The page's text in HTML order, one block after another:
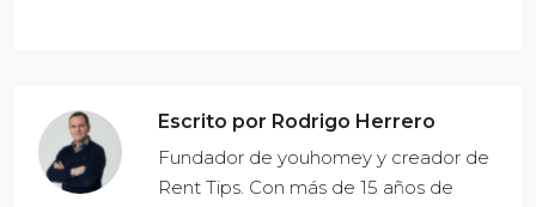
Escrito por Rodrigo Herrero
Fundador de youhomey y creador de
Rent Tips. Con más de 15 años de